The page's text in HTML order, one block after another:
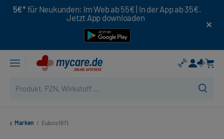
5€* für Neukunden: Im Web ab 55€ | In der App ab 35€.
Jetzt App downloaden
Marken / Eubos (67)